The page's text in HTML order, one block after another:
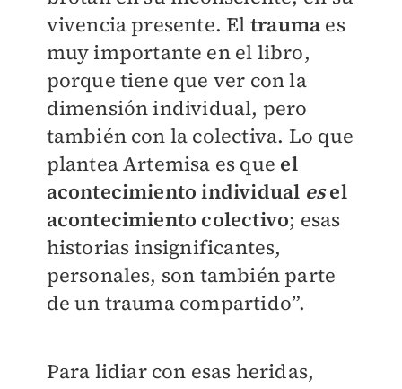
vivencia presente. El trauma es
muy importante en el libro,
porque tiene que ver con la
dimensión individual, pero
también con la colectiva. Lo que
plantea Artemisa es que el
acontecimiento individual esel
acontecimiento colectivo; esas
historias insignificantes,
personales, son también parte
de un trauma compartido”.
Para lidiar con esas heridas,